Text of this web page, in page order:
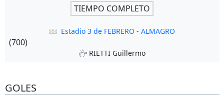
TIEMPO COMPLETO
Estadio 3 de FEBRERO - ALMAGRO
(700)
RIETTI Guillermo
GOLES